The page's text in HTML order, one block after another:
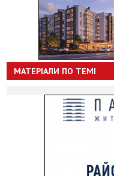
МАТЕРІАЛИ ПО ТЕМІ